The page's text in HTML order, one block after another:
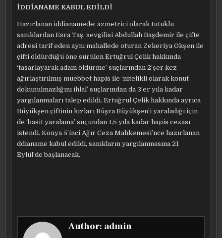
İDDİANAME KABUL EDİLDİ
Hazırlanan iddianamede; azmetrici olarak tutuklu
sanıklardan Esra Taş, sevgilisi Abdullah Başdemir ile çifte
adresi tarif eden aynı mahallede oturan Zekeriya Okşen ile
çifti öldürdüğü öne sürülen Ertuğrul Çelik hakkında
‘tasarlayarak adam öldürme’ suçlarından 2’şer kez
ağırlaştırılmış müebbet hapis ile ‘nitelikli olarak konut
dokunulmazlığını ihlal’ suçlarından da 3’er yıla kadar
yargılanmaları talep edildi. Ertuğrul Çelik hakkında ayrıca
Büyükşen çiftinin kızları Büşra Büyükşen’i yaraladığı için
de ‘basit yaralama’ suçundan 1,5 yıla kadar hapis cezası
istendi. Konya 5’inci Ağır Ceza Mahkemesi’nce hazırlanan
ddianame kabul edildi, sanıkların yargılanmasına 21
Eylül’de başlanacak.
Author: admin